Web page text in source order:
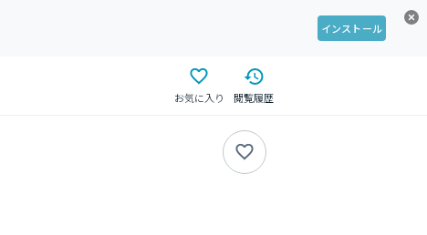
インストール
お気に入り 閲覧履歴